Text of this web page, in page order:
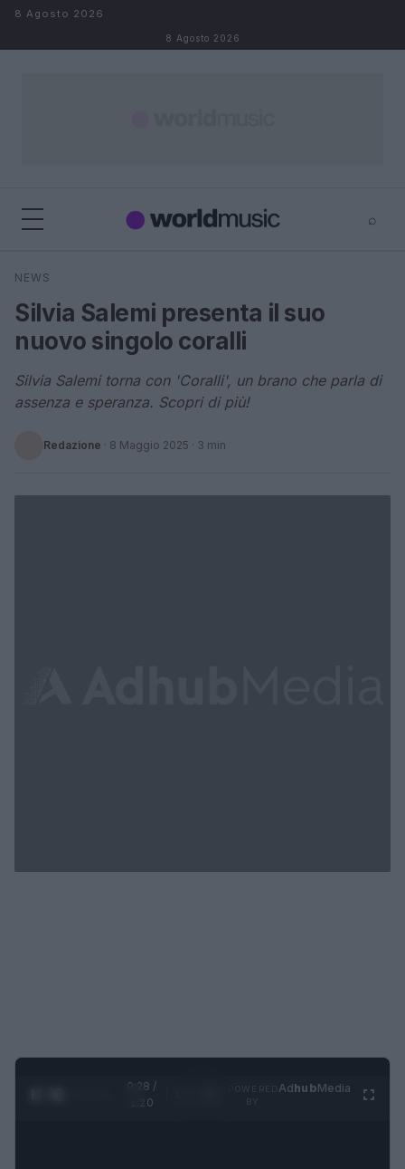
Salta al contenuto
8 Agosto 2026
8 Agosto 2026
⌕
Cerca
NEWS
Silvia Salemi presenta il suo
nuovo singolo coralli
Silvia Salemi torna con 'Coralli', un brano che parla di
assenza e speranza. Scopri di più!
Redazione · 8 Maggio 2025 · 3 min
0:29 /
1:20
AdhubMedia